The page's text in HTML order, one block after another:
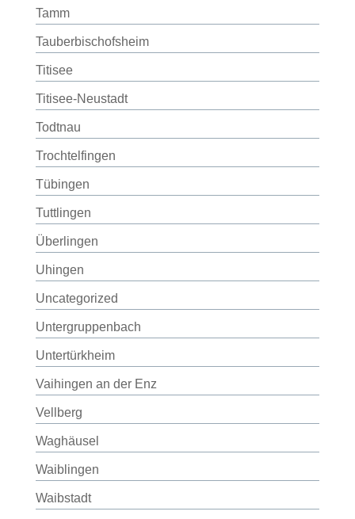
Tamm
Tauberbischofsheim
Titisee
Titisee-Neustadt
Todtnau
Trochtelfingen
Tübingen
Tuttlingen
Überlingen
Uhingen
Uncategorized
Untergruppenbach
Untertürkheim
Vaihingen an der Enz
Vellberg
Waghäusel
Waiblingen
Waibstadt